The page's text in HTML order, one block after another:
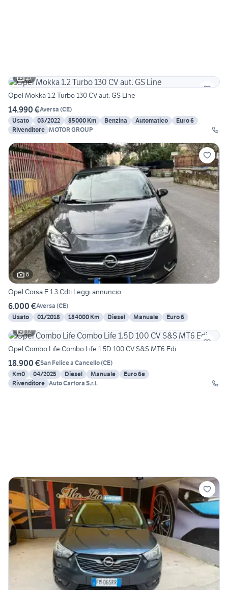
27
Opel Mokka 1.2 Turbo 130 CV aut. GS Line
14.990 €Aversa (CE)
Usato
03/2022 85000 Km Benzina Automatico
Euro 6
Rivenditore MOTOR GROUP
6
Opel Corsa E 1.3 Cdti Leggi annuncio
6.000 €Aversa (CE)
Usato
01/2018 184000 Km Diesel Manuale
Euro 6
12
Opel Combo Life Combo Life 1.5D 100 CV S&S MT6 Edi
18.900 €San Felice a Cancello(CE)
Km0
04/2025 Diesel Manuale
Euro 6e
Rivenditore Auto Carfora S.r.l.